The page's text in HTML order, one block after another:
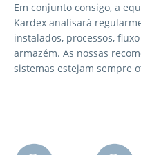
Em conjunto consigo, a
Kardex analisará
instalados, processos,
armazém. As nossas
sistemas estejam sempre